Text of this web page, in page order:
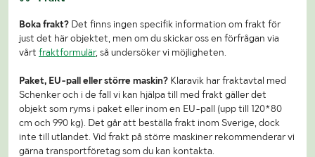
Boka frakt? Det finns ingen specifik information om frakt för
just det här objektet, men om du skickar oss en förfrågan via
vårt fraktformulär, så undersöker vi möjligheten.
Paket, EU-pall eller större maskin? Klaravik har fraktavtal med
Schenker och i de fall vi kan hjälpa till med frakt gäller det
objekt som ryms i paket eller inom en EU-pall (upp till 120*80
cm och 990 kg). Det går att beställa frakt inom Sverige, dock
inte till utlandet. Vid frakt på större maskiner rekommenderar vi
gärna transportföretag som du kan kontakta.